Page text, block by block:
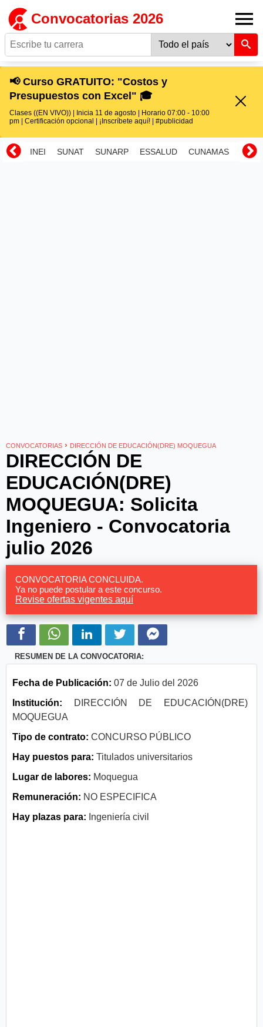
Convocatorias 2026
📢 Curso GRATUITO: "Costos y
Presupuestos con Excel" 🎓
Clases ((EN VIVO)) | Inicia 11 de agosto | Horario 07:00 - 10:00
pm | Certificación opcional | ¡Inscríbete aquí! | #publicidad
INEI SUNAT SUNARP ESSALUD CUNAMAS
CONVOCATORIAS › DIRECCIÓN DE EDUCACIÓN(DRE) MOQUEGUA
DIRECCIÓN DE
EDUCACIÓN(DRE)
MOQUEGUA: Solicita
Ingeniero - Convocatoria
julio 2026
CONVOCATORIA CONCLUIDA.
Ya no puede postular a este concurso.
Revise ofertas vigentes aquí
RESUMEN DE LA CONVOCATORIA:
Fecha de Publicación: 07 de Julio del 2026
Institución: DIRECCIÓN DE EDUCACIÓN(DRE)
MOQUEGUA
Tipo de contrato: CONCURSO PÚBLICO
Hay puestos para: Titulados universitarios
Lugar de labores: Moquegua
Remuneración: NO ESPECIFICA
Hay plazas para: Ingeniería civil